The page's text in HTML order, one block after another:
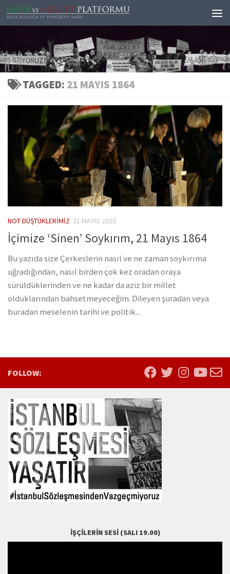
Skip to content
TAGGED: 21 MAYIS 1864
NOT DÜŞTÜKLERIMIZ 21 MAYIS 2020
İçimize ‘Sinen’ Soykırım, 21 Mayıs 1864
Bu yazıda size Çerkeslerin nasıl ve ne zaman soykırıma
uğradığından, nasıl birden çok kez oradan oraya
sürüldüklerinden ve ne kadar da aziz bir millet
olduklarından bahsetmeyeceğim. Dileyen şuradan veya
buradan meselenin tarihi ve politik...
FOLLOW:
İŞÇILERIN SESI (SALI 19.00)